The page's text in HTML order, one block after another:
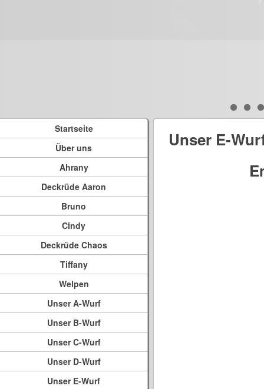
Startseite
Über uns
Ahrany
Deckrüde Aaron
Bruno
Cindy
Deckrüde Chaos
Tiffany
Welpen
Unser A-Wurf
Unser B-Wurf
Unser C-Wurf
Unser D-Wurf
Unser E-Wurf
Unser E-